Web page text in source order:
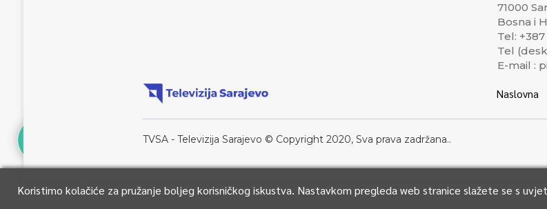
71000
Bosna i
Tel:
Tel
E-mail :
Naslovna
TVSA - Televizija Sarajevo © Copyright 2020, Sva prava zadržana..
Koristimo kolačiće za pružanje boljeg korisničkog iskustva. Nastavkom pregleda web stranice slažete se s